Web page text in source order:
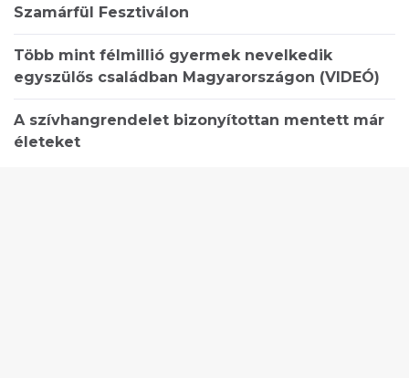
Szamárfül Fesztiválon
Több mint félmillió gyermek nevelkedik
egyszülős családban Magyarországon (VIDEÓ)
A szívhangrendelet bizonyítottan mentett már
életeket